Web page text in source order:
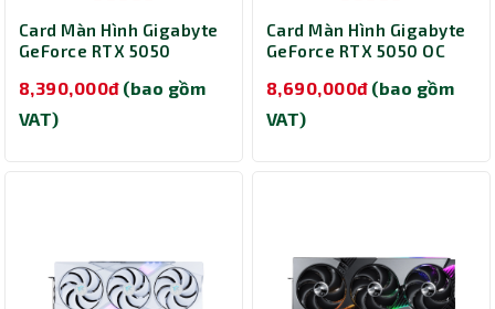
Card Màn Hình Gigabyte
GeForce RTX 5050
N5050WF2OC-8GD)
8,390,000đ (bao gồm
VAT)
Card Màn Hình Gigabyte
GeForce RTX 5050 OC
N5050OC-8GL)
8,690,000đ (bao gồm
VAT)